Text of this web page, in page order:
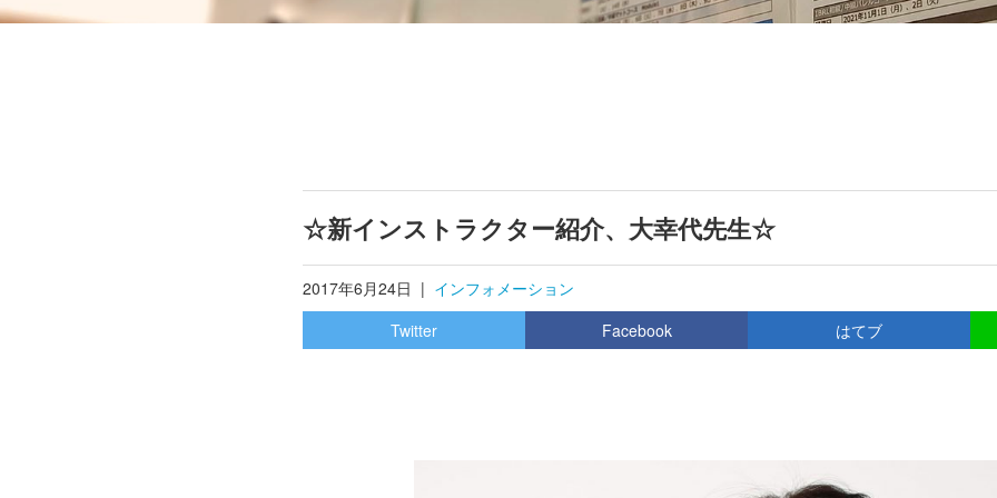
☆新インストラクター紹介、大幸代先生☆
2017年6月24日 | インフォメーション
Twitter
Facebook はてブ